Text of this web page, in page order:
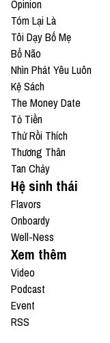
Opinion
Tóm Lại Là
Tôi Dạy Bố Mẹ
Bổ Não
Nhìn Phát Yêu Luôn
Kệ Sách
The Money Date
Tỏ Tiền
Thử Rồi Thích
Thương Thân
Tan Chảy
Hệ sinh thái
Flavors
Onboardy
Well-Ness
Xem thêm
Video
Podcast
Event
RSS